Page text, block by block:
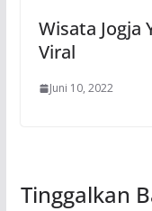
Wisata Jogja
Viral
Juni 10, 2022
Tinggalkan